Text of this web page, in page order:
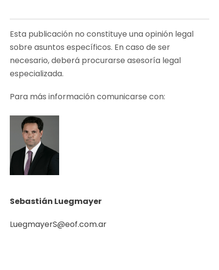
Esta publicación no constituye una opinión legal
sobre asuntos específicos. En caso de ser
necesario, deberá procurarse asesoría legal
especializada.
Para más información comunicarse con:
Sebastián Luegmayer
LuegmayerS@eof.com.ar